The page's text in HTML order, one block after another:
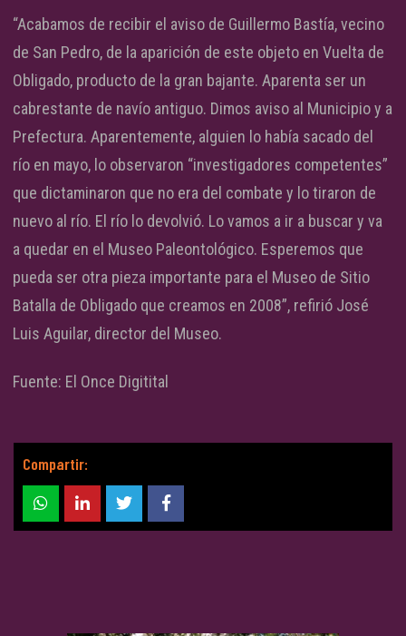
“Acabamos de recibir el aviso de Guillermo Bastía, vecino
de San Pedro, de la aparición de este objeto en Vuelta de
Obligado, producto de la gran bajante. Aparenta ser un
cabrestante de navío antiguo. Dimos aviso al Municipio y a
Prefectura. Aparentemente, alguien lo había sacado del
río en mayo, lo observaron “investigadores competentes”
que dictaminaron que no era del combate y lo tiraron de
nuevo al río. El río lo devolvió. Lo vamos a ir a buscar y va
a quedar en el Museo Paleontológico. Esperemos que
pueda ser otra pieza importante para el Museo de Sitio
Batalla de Obligado que creamos en 2008”, refirió José
Luis Aguilar, director del Museo.
Fuente: El Once Digitital
Compartir: